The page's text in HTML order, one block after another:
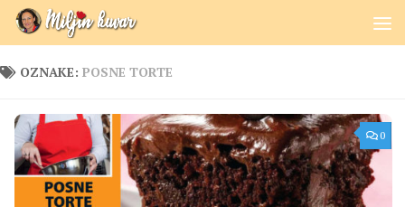
Skip to content
OZNAKE: POSNE TORTE
0